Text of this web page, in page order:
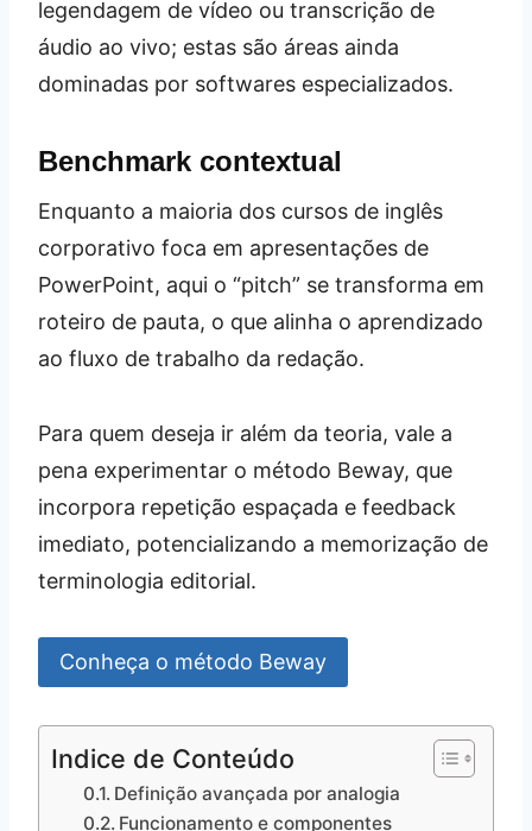
legendagem de vídeo ou transcrição de
áudio ao vivo; estas são áreas ainda
dominadas por softwares especializados.
Benchmark contextual
Enquanto a maioria dos cursos de inglês
corporativo foca em apresentações de
PowerPoint, aqui o “pitch” se transforma em
roteiro de pauta, o que alinha o aprendizado
ao fluxo de trabalho da redação.
Para quem deseja ir além da teoria, vale a
pena experimentar o método Beway, que
incorpora repetição espaçada e feedback
imediato, potencializando a memorização de
terminologia editorial.
Conheça o método Beway
Indice de Conteúdo
Definição avançada por analogia
Funcionamento e componentes